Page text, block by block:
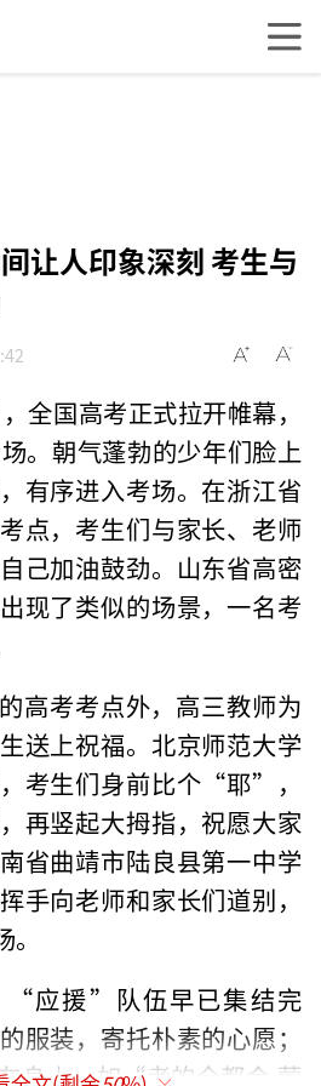
让人印象深刻 考生与
全国高考正式拉开帷幕，
。朝气蓬勃的少年们脸上
有序进入考场。在浙江省
点，考生们与家长、老师
己加油鼓劲。山东省高密
现了类似的场景，一名考
高考考点外，高三教师为
送上祝福。北京师范大学
考生们身前比个“耶”，
再竖起大拇指，祝愿大家
省曲靖市陆良县第一中学
手向老师和家长们道别，
“应援”队伍早已集结完
服装，寄托朴素的心愿；
身上，如“考的全都会 蒙